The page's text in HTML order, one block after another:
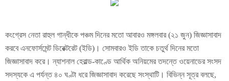
কংগ্রেস নেতা রাহুল গান্ধীকে পঞ্চম দিনের মতো আবারও মঙ্গলবার (২১ জুন) জিজ্ঞাসাবাদ
করবে এনফোর্সমেন্ট ডিরেক্টরেট (ইডি)। সোমবারও ইডি তাকে চতুর্থ দিনের মতো
জিজ্ঞাসাবাদ করে। ন্যাশনাল হেরাল্ড-কাণ্ডে আর্থিক অনিয়মের তদন্তে ওয়েনাডের সংসদ
সদস্যকে এ পর্যন্ত ৪০ ঘণ্টা ধরে জিজ্ঞাসাবাদ করেছে সংস্থাটি। বিভিন্ন সূত্র বলছে,